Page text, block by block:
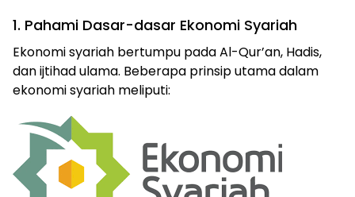
1. Pahami Dasar-dasar Ekonomi Syariah
Ekonomi syariah bertumpu pada Al-Qur’an, Hadis,
dan ijtihad ulama. Beberapa prinsip utama dalam
ekonomi syariah meliputi: